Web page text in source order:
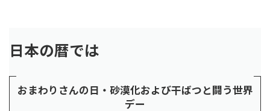
日本の暦では
おまわりさんの日・砂漠化および干ばつと闘う世界
デー